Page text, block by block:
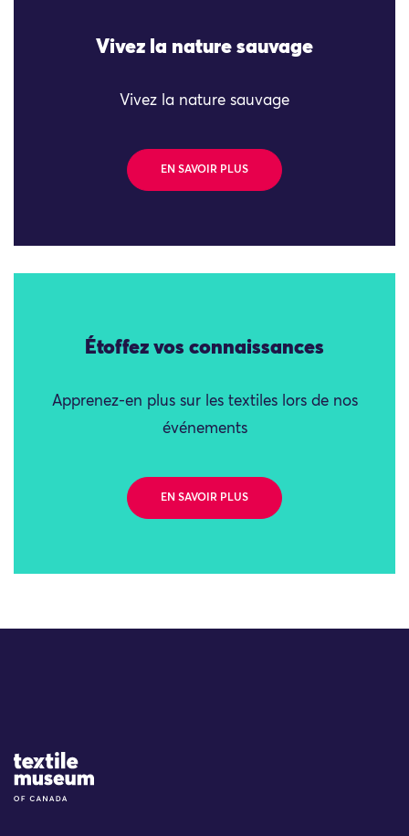
Vivez la nature sauvage
Vivez la nature sauvage
EN SAVOIR PLUS
Étoffez vos connaissances
Apprenez-en plus sur les textiles lors de nos
événements
EN SAVOIR PLUS
Site Logo